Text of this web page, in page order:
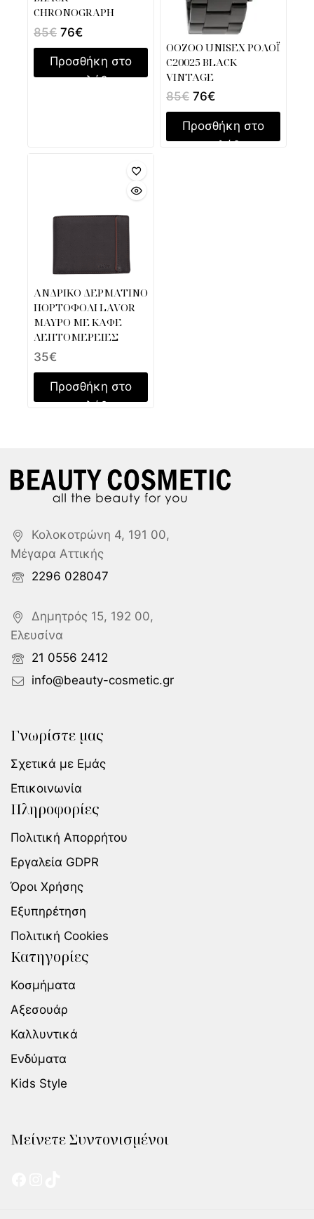
CHRONOGRAPH
85€ 76€
Προσθήκη στο
καλάθι
OOZOO UNISEX ΡΟΛΟΪ
C20025 BLACK
VINTAGE
85€ 76€
Προσθήκη στο
καλάθι
ΑΝΔΡΙΚΟ ΔΕΡΜΑΤΙΝΟ
ΠΟΡΤΟΦΟΛΙ LAVOR
ΜΑΥΡΟ ΜΕ ΚΑΦΕ
ΛΕΠΤΟΜΕΡΕΙΕΣ
35€
Προσθήκη στο
καλάθι
Κολοκοτρώνη 4, 191 00,
Μέγαρα Αττικής
2296 028047
Δημητρός 15, 192 00,
Ελευσίνα
21 0556 2412
info@beauty-cosmetic.gr
Γνωρίστε μας
Σχετικά με Εμάς
Επικοινωνία
Πληροφορίες
Πολιτική Απορρήτου
Εργαλεία GDPR
Όροι Χρήσης
Εξυπηρέτηση
Πολιτική Cookies
Κατηγορίες
Κοσμήματα
Αξεσουάρ
Καλλυντικά
Ενδύματα
Kids Style
Μείνετε Συντονισμένοι